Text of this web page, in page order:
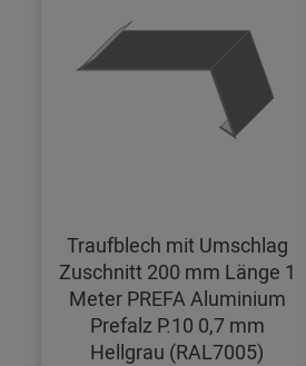
Traufblech mit Umschlag
Zuschnitt 200 mm Länge 1
Meter PREFA Aluminium
Prefalz P.10 0,7 mm
Hellgrau (RAL7005)